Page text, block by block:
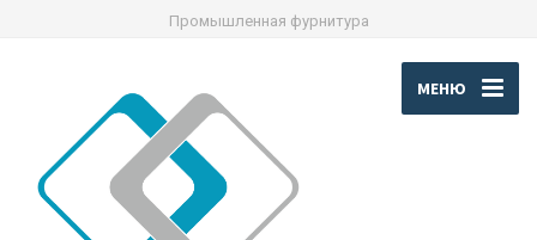
Промышленная фурнитура
МЕНЮ